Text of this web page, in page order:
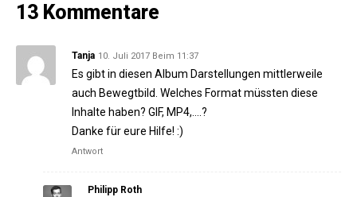
13 Kommentare
Tanja 10. Juli 2017 Beim 11:37
Es gibt in diesen Album Darstellungen mittlerweile
auch Bewegtbild. Welches Format müssten diese
Inhalte haben? GIF, MP4,….?
Danke für eure Hilfe! :)
Antwort
Philipp Roth